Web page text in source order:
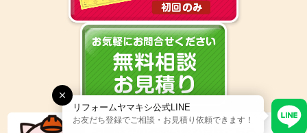
リフォームヤマキシ公式LINE
お友だち登録でご相談・お見積り依頼できます！